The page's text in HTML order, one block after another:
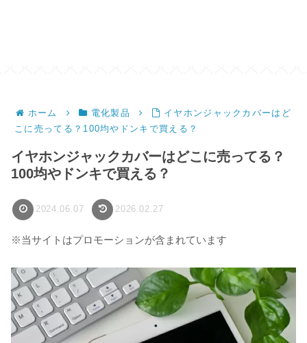
ホーム 電化製品
イヤホンジャックカバーはど
こに売ってる？100均やドンキで買える？
イヤホンジャックカバーはどこに売ってる？
100均やドンキで買える？
2024.06.07 2026.02.27
※当サイトはプロモーションが含まれています